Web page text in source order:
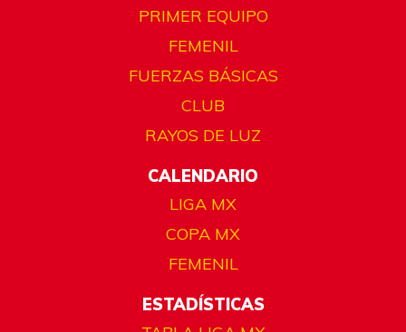
PRIMER EQUIPO
FEMENIL
FUERZAS BÁSICAS
CLUB
RAYOS DE LUZ
CALENDARIO
LIGA MX
COPA MX
FEMENIL
ESTADÍSTICAS